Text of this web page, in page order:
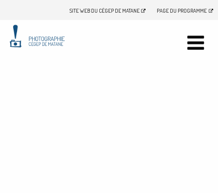
SITE WEB DU CÉGEP DE MATANE PAGE DU PROGRAMME